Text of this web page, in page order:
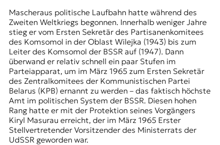
Mascheraus politische Laufbahn hatte während des
Zweiten Weltkriegs begonnen. Innerhalb weniger Jahre
stieg er vom Ersten Sekretär des Partisanenkomitees
des Komsomol in der Oblast Wilejka (1943) bis zum
Leiter des Komsomol der BSSR auf (1947). Dann
überwand er relativ schnell ein paar Stufen im
Parteiapparat, um im März 1965 zum Ersten Sekretär
des Zentralkomitees der Kommunistischen Partei
Belarus (KPB) ernannt zu werden – das faktisch höchste
Amt im politischen System der BSSR. Diesen hohen
Rang hatte er mit der Protektion seines Vorgängers
Kiryl Masurau erreicht, der im März 1965 Erster
Stellvertretender Vorsitzender des Ministerrats der
UdSSR geworden war.